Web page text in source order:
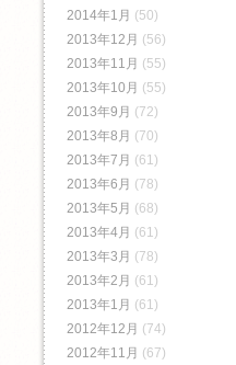
2014年1月 (50)
2013年12月 (56)
2013年11月 (55)
2013年10月 (55)
2013年9月 (72)
2013年8月 (70)
2013年7月 (61)
2013年6月 (78)
2013年5月 (68)
2013年4月 (61)
2013年3月 (78)
2013年2月 (61)
2013年1月 (61)
2012年12月 (74)
2012年11月 (67)